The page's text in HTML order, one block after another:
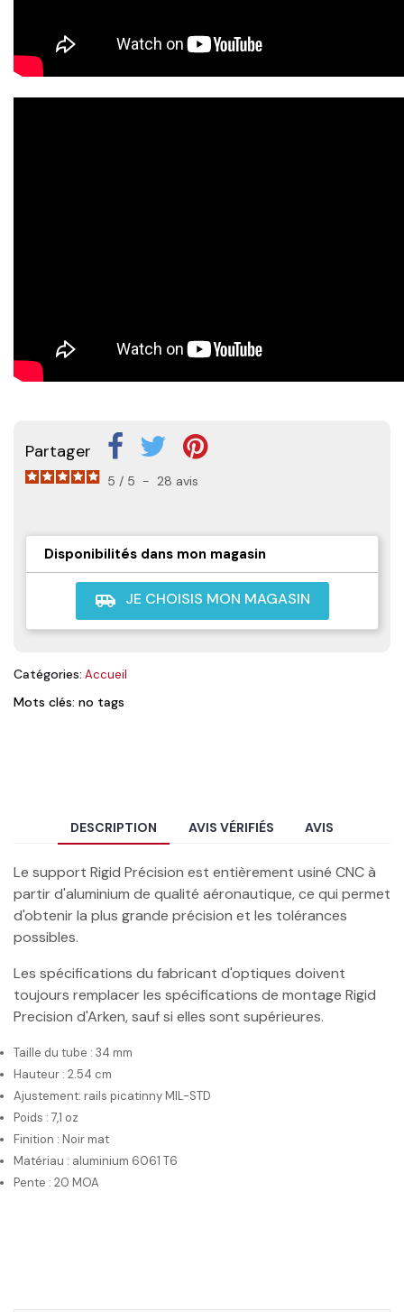
Partager
5 / 5 - 28 avis
Disponibilités dans mon magasin
airport_shuttle JE CHOISIS MON MAGASIN
Catégories: Accueil
Mots clés: no tags
DESCRIPTION AVIS VÉRIFIÉS AVIS
Le support Rigid Précision est entièrement usiné CNC à
partir d'aluminium de qualité aéronautique, ce qui permet
d'obtenir la plus grande précision et les tolérances
possibles.
Les spécifications du fabricant d'optiques doivent
toujours remplacer les spécifications de montage Rigid
Precision d'Arken, sauf si elles sont supérieures.
Taille du tube : 34 mm
Hauteur : 2.54 cm
Ajustement: rails picatinny MIL-STD
Poids : 7,1 oz
Finition : Noir mat
Matériau : aluminium 6061 T6
Pente : 20 MOA